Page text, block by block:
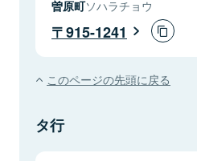
曽原町ソハラチョウ
915-1241
このページの先頭に戻る
タ行